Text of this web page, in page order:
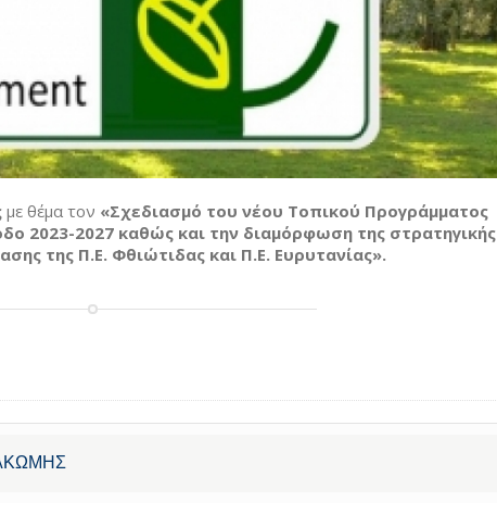
με θέμα τον «Σχεδιασμό του νέου Τοπικού Προγράμματος
2023-2027 καθώς και την διαμόρφωση της στρατηγικής
της Π.Ε. Φθιώτιδας και Π.Ε. Ευρυτανίας».